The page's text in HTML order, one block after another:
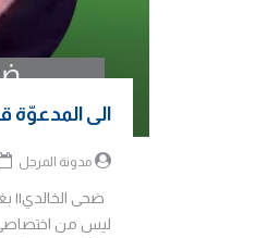
الى
مدونة المرجل
ضحى الخالدي||
ليس من اختصاصي